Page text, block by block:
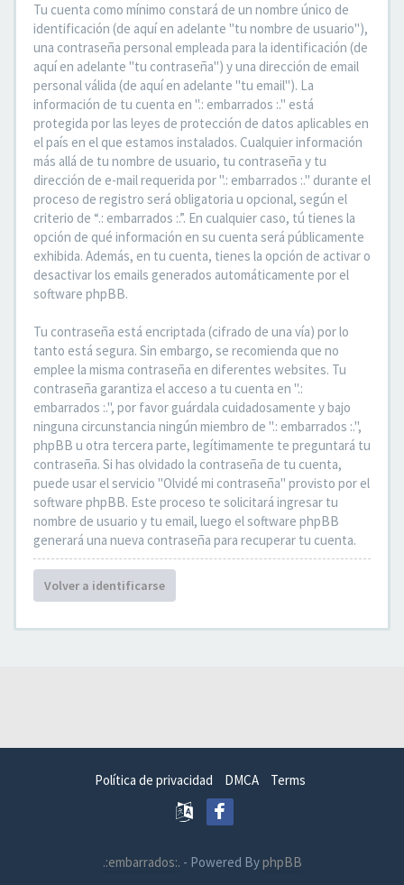
Tu cuenta como mínimo constará de un nombre único de
identificación (de aquí en adelante "tu nombre de usuario"),
una contraseña personal empleada para la identificación (de
aquí en adelante "tu contraseña") y una dirección de email
personal válida (de aquí en adelante "tu email"). La
información de tu cuenta en ".: embarrados :." está
protegida por las leyes de protección de datos aplicables en
el país en el que estamos instalados. Cualquier información
más allá de tu nombre de usuario, tu contraseña y tu
dirección de e-mail requerida por ".: embarrados :." durante el
proceso de registro será obligatoria u opcional, según el
criterio de “.: embarrados :.”. En cualquier caso, tú tienes la
opción de qué información en su cuenta será públicamente
exhibida. Además, en tu cuenta, tienes la opción de activar o
desactivar los emails generados automáticamente por el
software phpBB.
Tu contraseña está encriptada (cifrado de una vía) por lo
tanto está segura. Sin embargo, se recomienda que no
emplee la misma contraseña en diferentes websites. Tu
contraseña garantiza el acceso a tu cuenta en ".:
embarrados :.", por favor guárdala cuidadosamente y bajo
ninguna circunstancia ningún miembro de ".: embarrados :.",
phpBB u otra tercera parte, legítimamente te preguntará tu
contraseña. Si has olvidado la contraseña de tu cuenta,
puede usar el servicio "Olvidé mi contraseña" provisto por el
software phpBB. Este proceso te solicitará ingresar tu
nombre de usuario y tu email, luego el software phpBB
generará una nueva contraseña para recuperar tu cuenta.
Volver a identificarse
Política de privacidad DMCA Terms
.:embarrados:. - Powered ByphpBB